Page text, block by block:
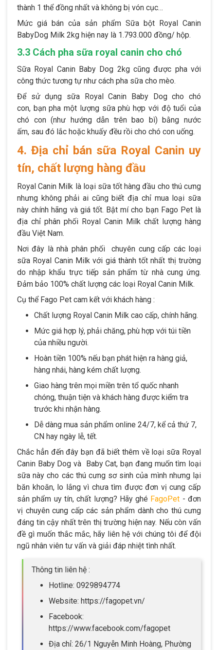
thành 1 thể đồng nhất và không bị vón cục…
Mức giá bán của sản phẩm Sữa bột Royal Canin
BabyDog Milk 2kg hiện nay là 1.793.000 đồng/ hộp.
3.3 Cách pha sữa royal canin cho chó
Sữa Royal Canin Baby Dog 2kg cũng được pha với
công thức tương tự như cách pha sữa cho mèo.
Để sử dụng sữa Royal Canin Baby Dog cho chó
con, bạn pha một lượng sữa phù hợp với độ tuổi của
chó con (như hướng dẫn trên bao bì) bằng nước
ấm, sau đó lắc hoặc khuấy đều rồi cho chó con uống.
4. Địa chỉ bán sữa Royal Canin uy
tín, chất lượng hàng đầu
Royal Canin Milk là loại sữa tốt hàng đầu cho thú cưng
nhưng không phải ai cũng biết địa chỉ mua loại sữa
này chính hãng và giá tốt. Bật mí cho bạn Fago Pet là
địa chỉ phân phối Royal Canin Milk chất lượng hàng
đầu Việt Nam.
Nơi đây là nhà phân phối chuyên cung cấp các loại
sữa Royal Canin Milk với giá thành tốt nhất thị trường
do nhập khẩu trực tiếp sản phẩm từ nhà cung ứng.
Đảm bảo 100% chất lượng các loại Royal Canin Milk.
Cụ thể Fago Pet cam kết với khách hàng :
Chất lượng Royal Canin Milk cao cấp, chính hãng.
Mức giá hợp lý, phải chăng, phù hợp với túi tiền
của nhiều người.
Hoàn tiền 100% nếu bạn phát hiện ra hàng giả,
hàng nhái, hàng kém chất lượng.
Giao hàng trên mọi miền trên tổ quốc nhanh
chóng, thuận tiện và khách hàng được kiểm tra
trước khi nhận hàng.
Dễ dàng mua sản phẩm online 24/7, kể cả thứ 7,
CN hay ngày lễ, tết.
Chắc hẳn đến đây bạn đã biết thêm về loại sữa Royal
Canin Baby Dog và Baby Cat, bạn đang muốn tìm loại
sữa này cho các thú cưng sơ sinh của mình nhưng lại
băn khoăn, lo lắng vì chưa tìm được đơn vị cung cấp
sản phẩm uy tín, chất lượng? Hãy ghé FagoPet - đơn
vị chuyên cung cấp các sản phẩm dành cho thú cưng
đáng tin cậy nhất trên thị trường hiện nay. Nếu còn vấn
đề gì muốn thắc mắc, hãy liên hệ với chúng tôi để đội
ngũ nhân viên tư vấn và giải đáp nhiệt tình nhất.
Thông tin liên hệ :
Hotline: 0929894774
Website: https://fagopet.vn/
Facebook:
https://www.facebook.com/fagopet
Địa chỉ: 26/1 Nguyễn Minh Hoàng, Phường